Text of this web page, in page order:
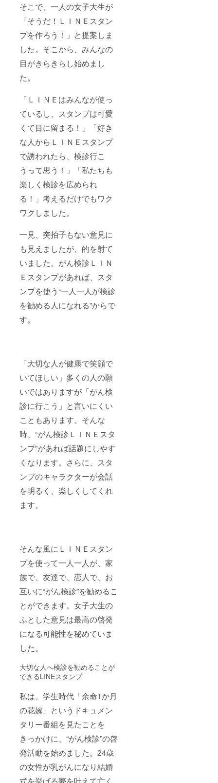
そこで、一人の女子大生が
「そうだ！ＬＩＮＥスタン
プを作ろう！」と提案しま
した。そこから、みんなの
目がきらきらし始めまし
た。
「ＬＩＮＥはみんなが使っ
ているし、スタンプは可愛
くて目に留まる！」「好き
な人からＬＩＮＥスタンプ
で誘われたら、検診行こ
うって思う！」「私たちも
楽しく検診を広められ
る！」考えるだけでもワク
ワクしました。
一見、突拍子もない意見に
も見えましたが、的を射て
いました。がん検診ＬＩＮ
Ｅスタンプがあれば、スタ
ンプを使う“一人一人が検診
を勧める人になれる”からで
す。
「大切な人が健康で笑顔で
いてほしい」多くの人の願
いではありますが「がん検
診に行こう」と言いにくい
こともあります。そんな
時、“がん検診ＬＩＮＥスタ
ンプ”があれば話題にしやす
くなります。さらに、スタ
ンプのキャラクターが会話
を明るく、楽しくしてくれ
ます。
そんな風にＬＩＮＥスタン
プを使って一人一人が、家
族で、友達で、恋人で、お
互いに“がん検診”を勧めるこ
とができます。女子大生の
ふとした意見は最高の啓発
になる可能性を秘めていま
した。
大切な人へ検診を勧めることが
できるLINEスタンプ
私は、学生時代「余命1か月
の花嫁」というドキュメン
タリー番組を見たことを
きっかけに、“がん検診”の啓
発活動を始めました。24歳
の女性が乳がんになり結婚
式を挙げる夢を叶えて亡く